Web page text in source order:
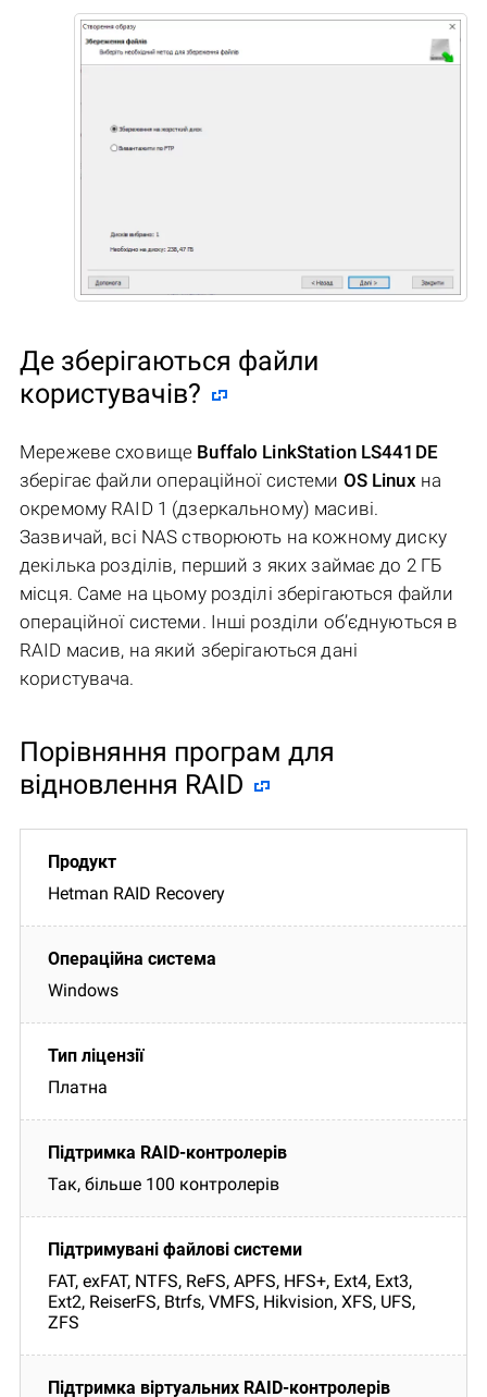
Де зберігаються файли
користувачів?
Мережеве сховище Buffalo LinkStation LS441DE
зберігає файли операційної системи OS Linux на
окремому RAID 1 (дзеркальному) масиві.
Зазвичай, всі NAS створюють на кожному диску
декілька розділів, перший з яких займає до 2 ГБ
місця. Саме на цьому розділі зберігаються файли
операційної системи. Інші розділи об’єднуються в
RAID масив, на який зберігаються дані
користувача.
Порівняння програм для
відновлення RAID
Hetman RAID Recovery
Windows
Платна
Так, більше 100 контролерів
FAT, exFAT, NTFS, ReFS, APFS, HFS+, Ext4, Ext3,
Ext2, ReiserFS, Btrfs, VMFS, Hikvision, XFS, UFS,
ZFS